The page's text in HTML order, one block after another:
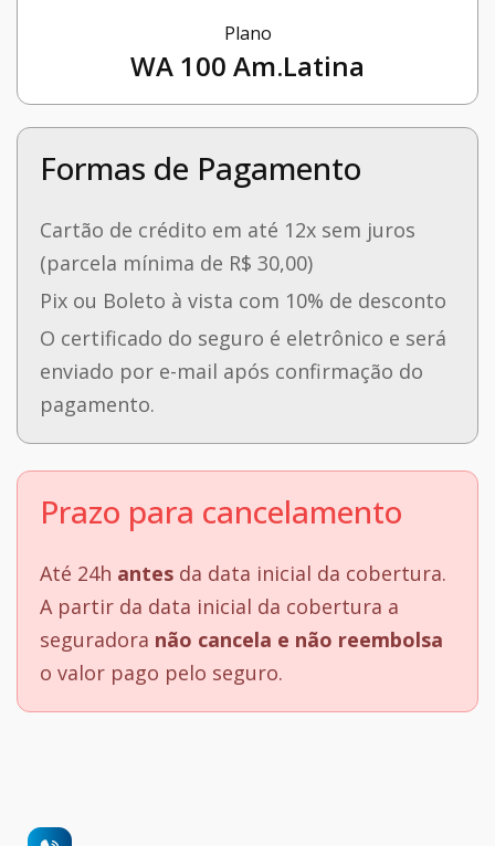
Plano
WA 100 Am.Latina
Formas de Pagamento
Cartão de crédito em até 12x sem juros
(parcela mínima de R$ 30,00)
Pix ou Boleto à vista com 10% de desconto
O certificado do seguro é eletrônico e será
enviado por e-mail após confirmação do
pagamento.
Prazo para cancelamento
Até 24h antes da data inicial da cobertura.
A partir da data inicial da cobertura a
seguradora não cancela e não reembolsa
o valor pago pelo seguro.